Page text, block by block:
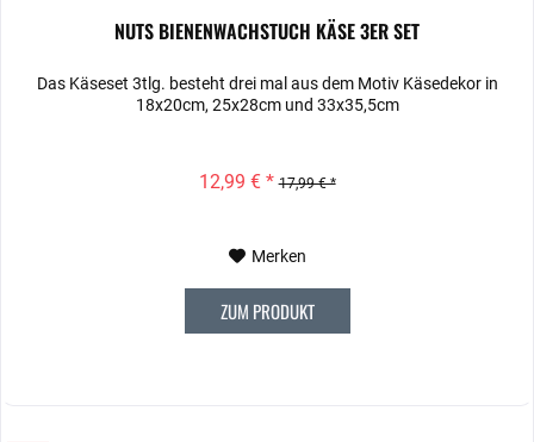
NUTS BIENENWACHSTUCH KÄSE 3ER SET
Das Käseset 3tlg. besteht drei mal aus dem Motiv Käsedekor in
18x20cm, 25x28cm und 33x35,5cm
12,99 € * 17,99 € *
Merken
ZUM PRODUKT